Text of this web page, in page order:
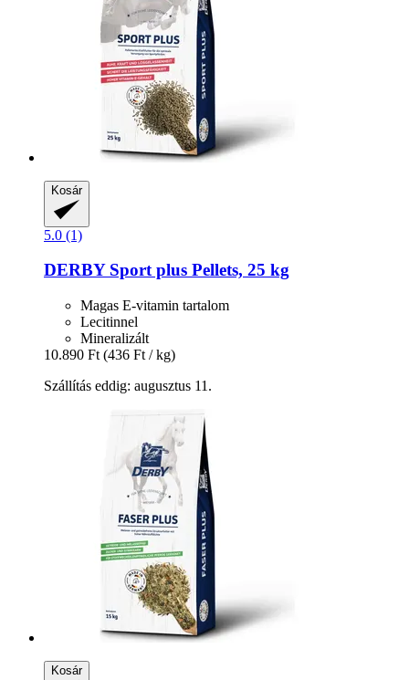
Kosár
5.0 (1)
DERBYSport plus Pellets, 25 kg
Magas E-vitamin tartalom
Lecitinnel
Mineralizált
10.890 Ft (436 Ft / kg)
Szállítás eddig: augusztus 11.
Kosár